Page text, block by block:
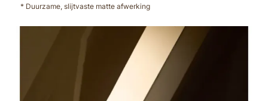
* Duurzame, slijtvaste matte afwerking